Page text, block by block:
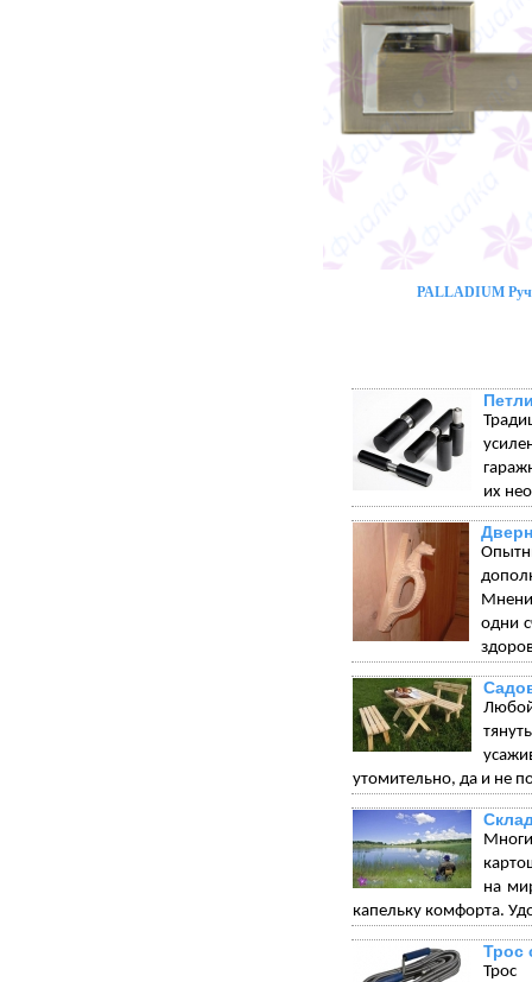
PALLADIUM
их
одни
утомительно, да и не
на
капельку комфорта.
Трос
Трос